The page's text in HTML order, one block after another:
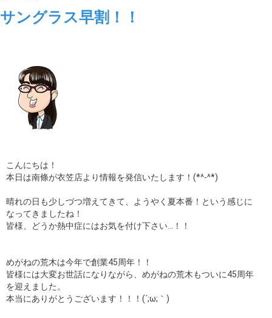
サングラス早割！！
こんにちは！
本日は南條が衣笠店より情報を発信いたします！(*^-^*)
晴れの日も少しづつ増えてきて、ようやく夏本番！という感じに
なってきましたね！
皆様、どうか熱中症にはお気を付け下さい…！！
めがねの荒木は今年で創業45周年！！
皆様には大変お世話になりながら、めがねの荒木もついに45周年
を迎えました。
本当にありがとうございます！！！(´;ω;｀)